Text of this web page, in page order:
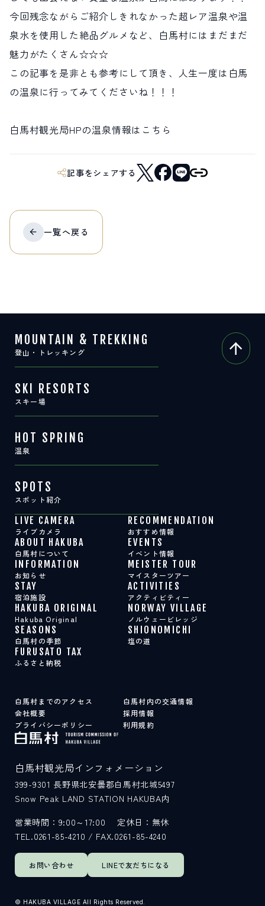
今回残念ながらご紹介しきれなかった超レア温泉や温
泉水を使用した絶品グルメなど、白馬村にはまだまだ
魅力がたくさん☆☆☆
この記事を是非とも参考にして頂き、人生一度は白馬
の温泉に行ってみてくださいね！！！
白馬村観光局HPの温泉情報は こちら
記事をシェアする
一覧へ戻る
MOUNTAIN & TREKKING
登山・トレッキング
SKI RESORTS
スキー場
HOT SPRING
温泉
SPOTS
スポット紹介
LIVE CAMERA
ライブカメラ
RECOMMENDATION
おすすめ情報
ABOUT HAKUBA
白馬村について
EVENTS
イベント情報
INFORMATION
お知らせ
MEISTER TOUR
マイスターツアー
STAY
宿泊施設
ACTIVITIES
アクティビティー
HAKUBA ORIGINAL
Hakuba Original
NORWAY VILLAGE
ノルウェービレッジ
SEASONS
白馬村の季節
SHIONOMICHI
塩の道
FURUSATO TAX
ふるさと納税
白馬村までのアクセス
白馬村内の交通情報
会社概要
採用情報
プライバシーポリシー
利用規約
お問い合わせ LINEで友だちになる
白馬村観光局インフォメーション
399-9301 長野県北安曇郡白馬村北城5497
Snow Peak LAND STATION HAKUBA内
営業時間：9:00～17:00
定休日：無休
TEL.0261-85-4210 / FAX.0261-85-4240
© HAKUBA VILLAGE All Rights Reserved.